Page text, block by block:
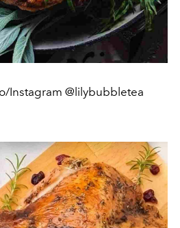
Instagram @lilybubbletea